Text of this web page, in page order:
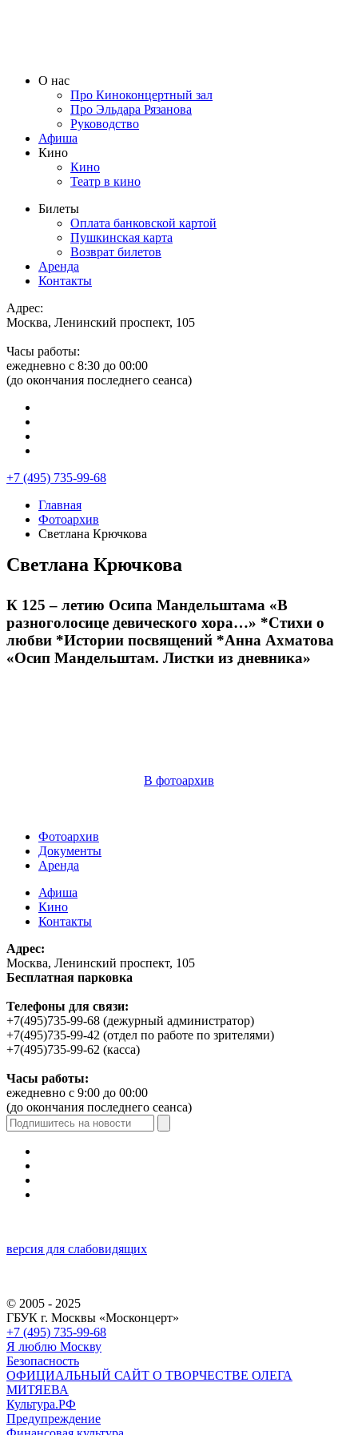
О нас
Про Киноконцертный зал
Про Эльдара Рязанова
Руководство
Афиша
Кино
Кино
Театр в кино
Билеты
Оплата банковской картой
Пушкинская карта
Возврат билетов
Аренда
Контакты
Адрес:
Москва, Ленинский проспект, 105
Часы работы:
ежедневно с 8:30 до 00:00
(до окончания последнего сеанса)
+7 (495) 735-99-68
Главная
Фотоархив
Светлана Крючкова
Светлана Крючкова
К 125 – летию Осипа Мандельштама «В
разноголосице девического хора…» *Стихи о
любви *Истории посвящений *Анна Ахматова
«Осип Мандельштам. Листки из дневника»
В фотоархив
Фотоархив
Документы
Аренда
Афиша
Кино
Контакты
Адрес:
Москва, Ленинский проспект, 105
Бесплатная парковка
Телефоны для связи:
+7(495)735-99-68 (дежурный администратор)
+7(495)735-99-42 (отдел по работе по зрителями)
+7(495)735-99-62 (касса)
Часы работы:
ежедневно с 9:00 до 00:00
(до окончания последнего сеанса)
версия для слабовидящих
© 2005 - 2025
ГБУК г. Москвы «Москонцерт»
+7 (495) 735-99-68
Я люблю Москву
Безопасность
ОФИЦИАЛЬНЫЙ САЙТ О ТВОРЧЕСТВЕ ОЛЕГА
МИТЯЕВА
Культура.РФ
Предупреждение